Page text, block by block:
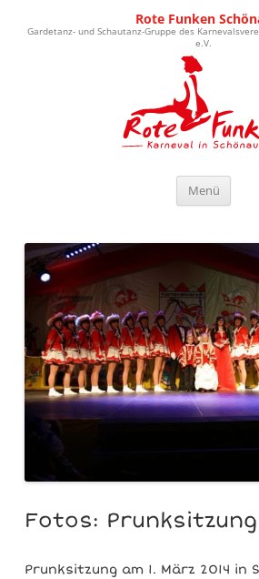
Rote Funken
Gardetanz- und Schautanz-Gruppe des
e.V.
Menü
Fotos: Prunksitzung
Prunksitzung am 1. März 2014 in